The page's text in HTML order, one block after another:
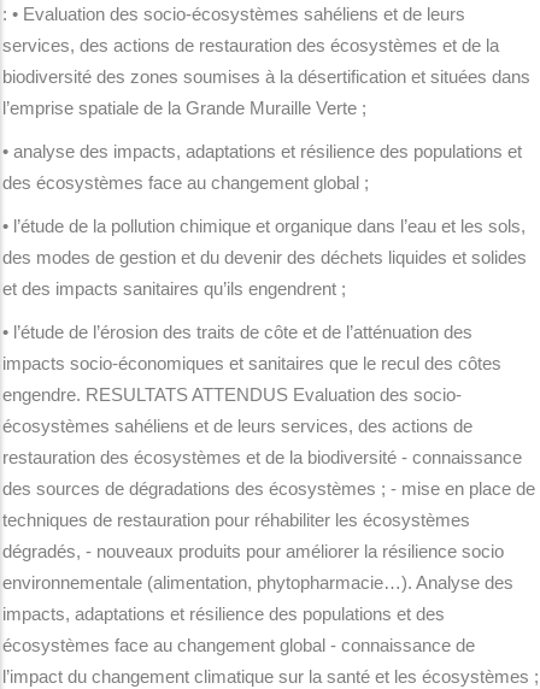
: • Evaluation des socio-écosystèmes sahéliens et de leurs
services, des actions de restauration des écosystèmes et de la
biodiversité des zones soumises à la désertification et situées dans
l’emprise spatiale de la Grande Muraille Verte ;
• analyse des impacts, adaptations et résilience des populations et
des écosystèmes face au changement global ;
• l’étude de la pollution chimique et organique dans l’eau et les sols,
des modes de gestion et du devenir des déchets liquides et solides
et des impacts sanitaires qu’ils engendrent ;
• l’étude de l’érosion des traits de côte et de l’atténuation des
impacts socio-économiques et sanitaires que le recul des côtes
engendre. RESULTATS ATTENDUS Evaluation des socio-
écosystèmes sahéliens et de leurs services, des actions de
restauration des écosystèmes et de la biodiversité - connaissance
des sources de dégradations des écosystèmes ; - mise en place de
techniques de restauration pour réhabiliter les écosystèmes
dégradés, - nouveaux produits pour améliorer la résilience socio
environnementale (alimentation, phytopharmacie…). Analyse des
impacts, adaptations et résilience des populations et des
écosystèmes face au changement global - connaissance de
l’impact du changement climatique sur la santé et les écosystèmes ;